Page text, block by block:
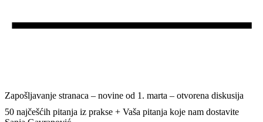
Zapošljavanje stranaca – novine od 1. marta – otvorena diskusija
50 najčešćih pitanja iz prakse + Vaša pitanja koje nam dostavite